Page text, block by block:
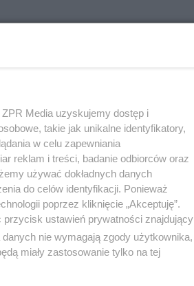
na
Stare
Media uzyskujemy dostęp i
takie jak unikalne identyfikatory,
w celu zapewniania
reklam i treści, badanie odbiorców oraz
używać dokładnych danych
do celów identyfikacji. Ponieważ
poprzez kliknięcie „Akceptuję”.
ustawień prywatności znajdujący
nie wymagają zgody użytkownika,
miały zastosowanie tylko na tej